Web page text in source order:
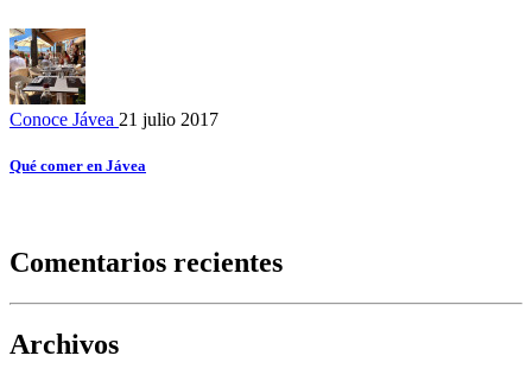
Conoce Jávea 21 julio 2017
Qué comer en Jávea
Comentarios recientes
Archivos